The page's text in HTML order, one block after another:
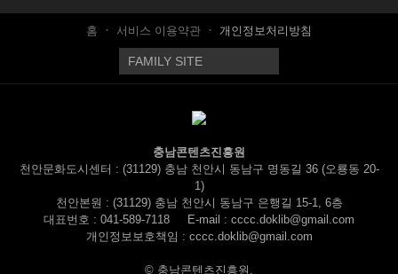
홈 서비스 이용약관 개인정보처리방침
충남콘텐츠진흥원
천안문화도시센터 : (31129) 충남 천안시 동남구 명동길 36 (오룡동 20-
1)
천안본원 : (31129) 충남 천안시 동남구 은행길 15-1, 6층
대표번호 : 041-589-7118
E-mail : cccc.doklib@gmail.com
개인정보보호책임 : cccc.doklib@gmail.com
© 충남콘텐츠진흥원.